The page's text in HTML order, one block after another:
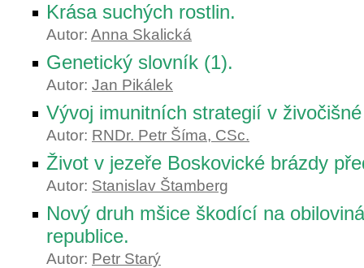
Krása suchých rostlin.
Autor: Anna Skalická
Genetický slovník (1).
Autor: Jan Pikálek
Vývoj imunitních strategií v
Autor: RNDr. Petr Šíma, CSc.
Život v jezeře Boskovické brázdy
Autor: Stanislav Štamberg
Nový druh mšice škodící na
republice.
Autor: Petr Starý